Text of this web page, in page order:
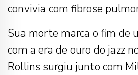
convivia com fibrose
Sua morte marca o fim de
com a era de ouro do jazz
Rollins surgiu junto com